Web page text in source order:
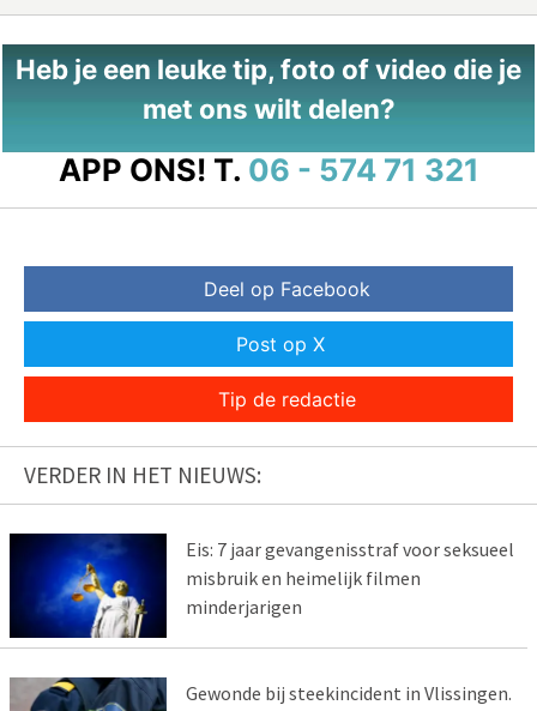
Heb je een leuke tip, foto of video die je
met ons wilt delen?
APP ONS! T. 06 - 574 71 321
Deel op Facebook
Post op X
Tip de redactie
VERDER IN HET NIEUWS:
Eis: 7 jaar gevangenisstraf voor seksueel
misbruik en heimelijk filmen
minderjarigen
Gewonde bij steekincident in Vlissingen.